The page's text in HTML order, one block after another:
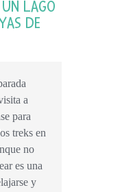
LAGO
DE
a
para
treks en
no
es una
y